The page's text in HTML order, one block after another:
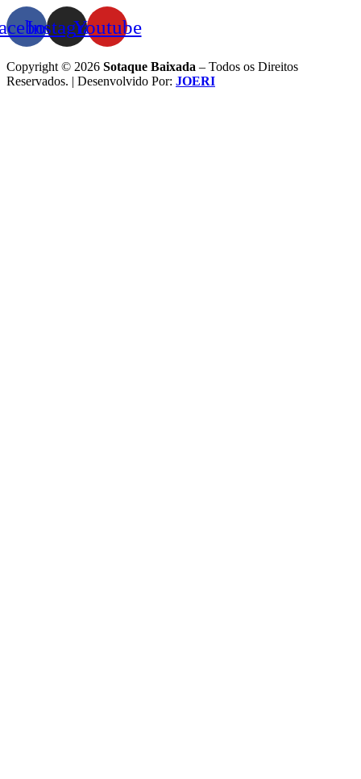
InstagramYoutube
Copyright © 2026 Sotaque Baixada – Todos os Direitos
Reservados. | Desenvolvido Por: JOERI